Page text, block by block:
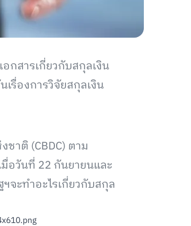
กสารเกี่ยวกับสกุลเงิน
รื่องการวิจัยสกุลเงิน
าติ (CBDC) ตาม
อวันที่ 22 กันยายนและ
ะทำอะไรเกี่ยวกับสกุล